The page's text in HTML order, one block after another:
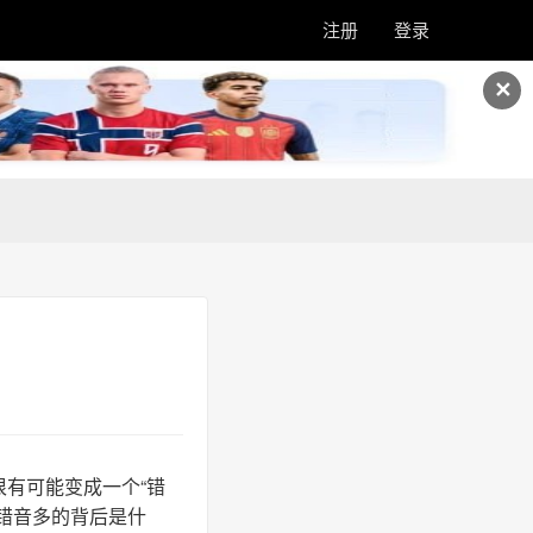
✕
注册 登录
可能变成一个“错
音多的背后是什